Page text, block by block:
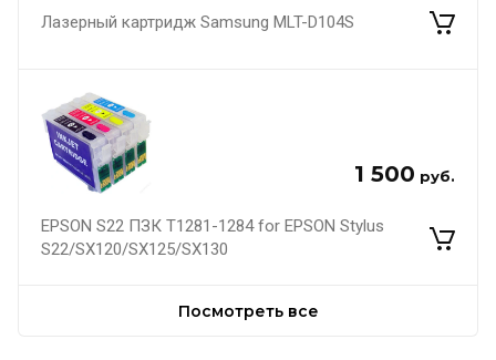
Лазерный картридж Samsung MLT-D104S
1 500 руб.
EPSON S22 ПЗК Т1281-1284 for EPSON Stylus
S22/SX120/SX125/SX130
Посмотреть все